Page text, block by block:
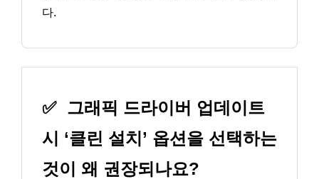
다.
✅ 그래픽 드라이버 업데이트
시 ‘클린 설치’ 옵션을 선택하는
것이 왜 권장되나요?